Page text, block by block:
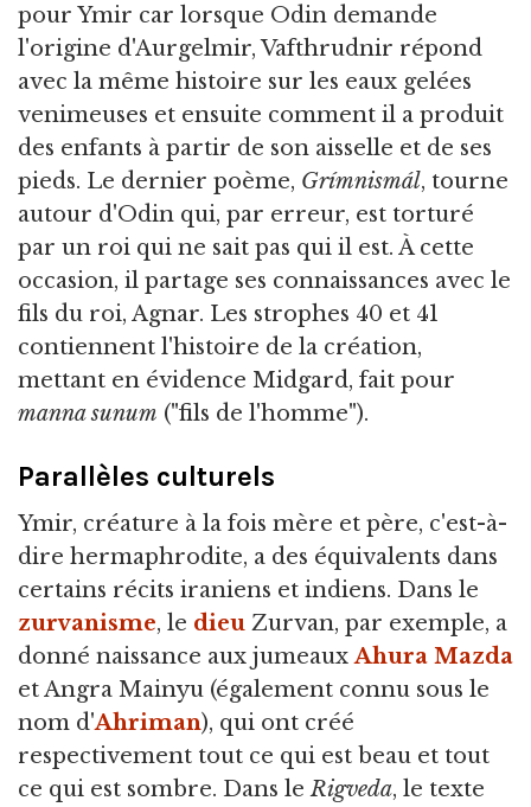
pour Ymir car lorsque Odin demande
l'origine d'Aurgelmir, Vafthrudnir répond
avec la même histoire sur les eaux gelées
venimeuses et ensuite comment il a produit
des enfants à partir de son aisselle et de ses
pieds. Le dernier poème, Grímnismál, tourne
autour d'Odin qui, par erreur, est torturé
par un roi qui ne sait pas qui il est. À cette
occasion, il partage ses connaissances avec le
fils du roi, Agnar. Les strophes 40 et 41
contiennent l'histoire de la création,
mettant en évidence Midgard, fait pour
manna sunum ("fils de l'homme").
Parallèles culturels
Ymir, créature à la fois mère et père, c'est-à-
dire hermaphrodite, a des équivalents dans
certains récits iraniens et indiens. Dans le
zurvanisme, le dieu Zurvan, par exemple, a
donné naissance aux jumeauxAhura Mazda
et Angra Mainyu (également connu sous le
nom d'Ahriman), qui ont créé
respectivement tout ce qui est beau et tout
ce qui est sombre. Dans leRigveda, le texte